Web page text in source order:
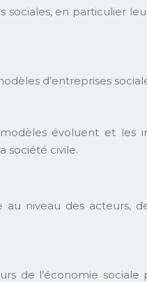
sociales, en particulier
d’entreprises
évoluent et les
société civile.
au niveau des
de l’économie